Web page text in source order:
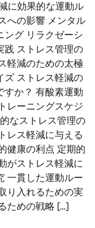
に効果的な運動ル
への影響 メンタル
ング リラクゼーシ
践 ストレス管理の
軽減のための太極
ズ ストレス軽減の
すか？ 有酸素運動
レーニングスケジ
なストレス管理の
レス軽減に与える
健康の利点 定期的
がストレス軽減に
一貫した運動ルー
り入れるための実
ための戦略 […]